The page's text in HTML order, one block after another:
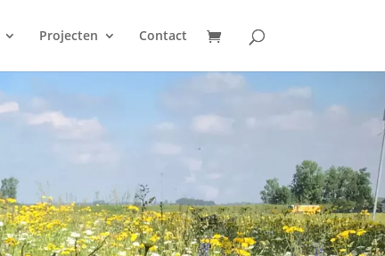
Projecten Contact